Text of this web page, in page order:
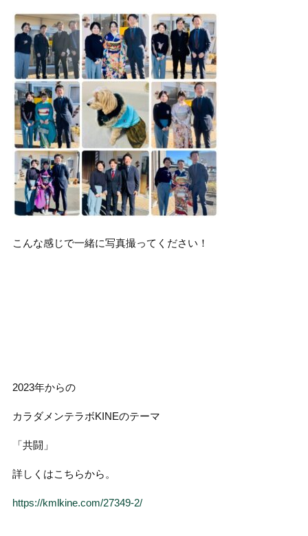
こんな感じで一緒に写真撮ってください！
2023年からの
カラダメンテラボKINEのテーマ
「共闘」
詳しくはこちらから。
https://kmlkine.com/27349-2/